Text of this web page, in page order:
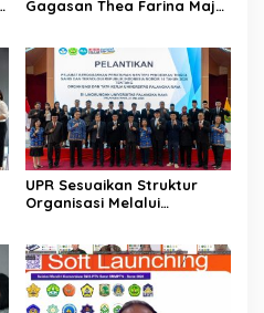
Gagasan Thea Farina Maju
UPR Sesuaikan Struktur
Organisasi Melalui